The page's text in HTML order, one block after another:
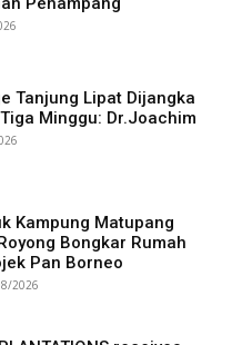
Tanjung Lipat Dijangka
Minggu: Dr.Joachim
Kampung Matupang
Bongkar Rumah
Pan Borneo
2026